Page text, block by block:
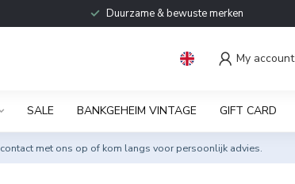
Duurzame & bewuste merken
My account
SALE BANKGEHEIM VINTAGE GIFT CARD
contact met ons op of kom langs voor persoonlijk advies.